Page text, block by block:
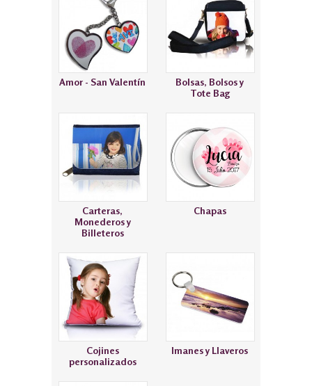
Amor - San Valentín
Bolsas, Bolsos y
Tote Bag
Carteras,
Monederos y
Billeteros
Chapas
Cojines
personalizados
Imanes y Llaveros